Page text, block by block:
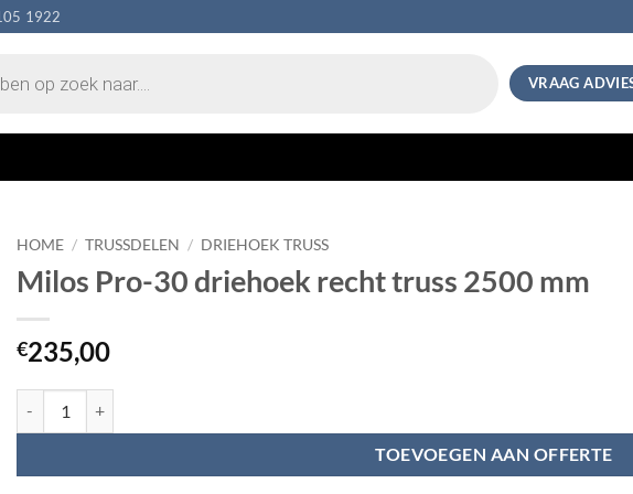
1922
VRAAG
HOME / TRUSSDELEN / DRIEHOEK TRUSS
Milos Pro-30 driehoek recht truss 2500 mm
€235,00
TOEVOEGEN AAN OFFERTE